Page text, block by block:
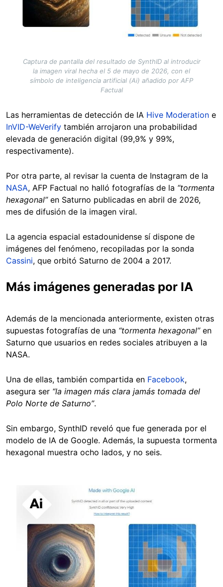
Captura de pantalla del resultado de SynthID al introducir
la imagen viral hecha el 5 de mayo de 2026, con el
símbolo de inteligencia artificial (Ai) añadido por AFP
Factual
Las herramientas de detección de IA Hive Moderation e
InVID-WeVerify también arrojaron una probabilidad
elevada de generación digital (99,9% y 99%,
respectivamente).
Por otra parte, al revisar la cuenta de Instagram de la
NASA, AFP Factual no halló fotografías de la “tormenta
hexagonal” en Saturno publicadas en abril de 2026,
mes de difusión de la imagen viral.
La agencia espacial estadounidense sí dispone de
imágenes del fenómeno, recopiladas por la sonda
Cassini, que orbitó Saturno de 2004 a 2017.
Más imágenes generadas por IA
Además de la mencionada anteriormente, existen otras
supuestas fotografías de una “tormenta hexagonal” en
Saturno que usuarios en redes sociales atribuyen a la
NASA.
Una de ellas, también compartida en Facebook,
asegura ser “la imagen más clara jamás tomada del
Polo Norte de Saturno”.
Sin embargo, SynthID reveló que fue generada por el
modelo de IA de Google. Además, la supuesta tormenta
hexagonal muestra ocho lados, y no seis.